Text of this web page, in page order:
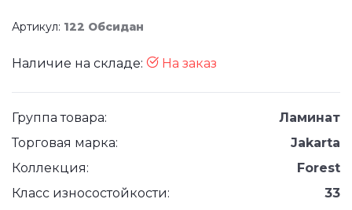
Артикул: 122 Обсидан
Наличие на складе: На заказ
Группа товара:
Ламинат
Торговая марка:
Jakarta
Коллекция:
Forest
Класс износостойкости:
33